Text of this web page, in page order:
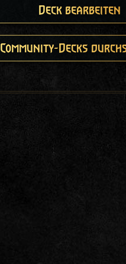
Deck bearbeiten
Community-Decks